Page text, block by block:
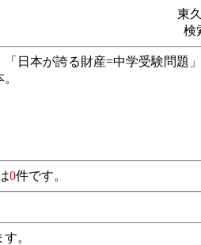
東
検
本が誇る財産=中学受験問題」
を磨く本。
0件です。
。